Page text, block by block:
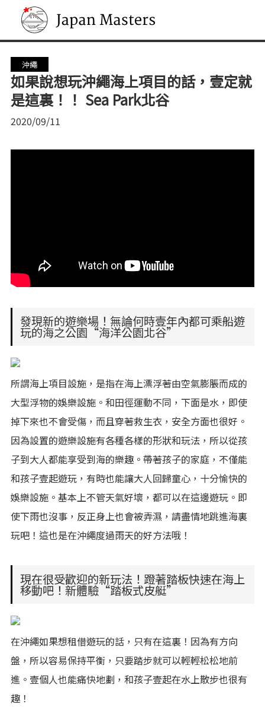
Japan Masters
沖繩
如果說想玩沖繩海上項目的話，壹定就
是這裏！！ Sea Park北谷
2020/09/11
發現新的遊樂場！無論何時壹年內都可乘船遊
玩的海之公園“海洋公園北谷”
所謂海上項目設施，是指在海上漂浮著由空氣膨脹而成的
大型浮物的娛樂設施。和田徑運動不同，下面是水，即使
掉下來也不會受傷，而且穿著救生衣，安全方面也很好。
因為設置的遊樂設施有各種各樣的形狀和玩法，所以從孩
子到大人都能享受到海的樂趣。帶著孩子的家庭，不僅能
和孩子壹起遊玩，有時也能讓大人回歸童心，十分愉快的
娛樂設施。基本上不管天氣好壞，都可以在這邊遊玩。即
使下雨也沒事，反正身上也會被弄濕，請盡情地跳進海裏
玩吧！這也是在沖繩度過雨天的好方法哦！
現在很受歡迎的新玩法！蹬著踏板快速在海上
移動吧！新體驗“踏板式皮艇”
在沖繩如果想租借遊玩的話，只有在這裏！因為有方向
盤，所以容易保持平衡，只要踏步就可以輕輕松松地前
進。壹個人也能痛快地劃，和孩子壹起在水上散步也很有
趣！